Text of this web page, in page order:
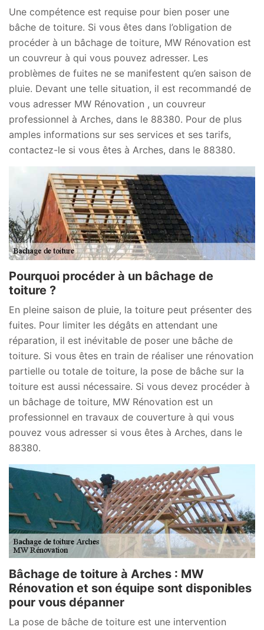
Une compétence est requise pour bien poser une
bâche de toiture. Si vous êtes dans l’obligation de
procéder à un bâchage de toiture, MW Rénovation est
un couvreur à qui vous pouvez adresser. Les
problèmes de fuites ne se manifestent qu’en saison de
pluie. Devant une telle situation, il est recommandé de
vous adresser MW Rénovation , un couvreur
professionnel à Arches, dans le 88380. Pour de plus
amples informations sur ses services et ses tarifs,
contactez-le si vous êtes à Arches, dans le 88380.
Pourquoi procéder à un bâchage de
toiture ?
En pleine saison de pluie, la toiture peut présenter des
fuites. Pour limiter les dégâts en attendant une
réparation, il est inévitable de poser une bâche de
toiture. Si vous êtes en train de réaliser une rénovation
partielle ou totale de toiture, la pose de bâche sur la
toiture est aussi nécessaire. Si vous devez procéder à
un bâchage de toiture, MW Rénovation est un
professionnel en travaux de couverture à qui vous
pouvez vous adresser si vous êtes à Arches, dans le
88380.
Bâchage de toiture à Arches : MW
Rénovation et son équipe sont disponibles
pour vous dépanner
La pose de bâche de toiture est une intervention